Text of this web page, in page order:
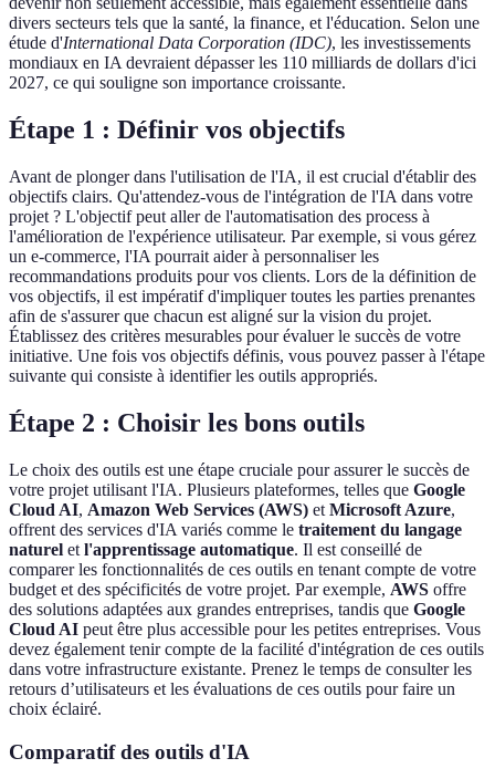
divers secteurs tels que la santé, la finance, et l'éducation. Selon une
étude d'International Data Corporation (IDC), les investissements
mondiaux en IA devraient dépasser les 110 milliards de dollars d'ici
2027, ce qui souligne son importance croissante.
Étape 1 : Définir vos objectifs
Avant de plonger dans l'utilisation de l'IA, il est crucial d'établir des
objectifs clairs. Qu'attendez-vous de l'intégration de l'IA dans votre
projet ? L'objectif peut aller de l'automatisation des process à
l'amélioration de l'expérience utilisateur. Par exemple, si vous gérez
un e-commerce, l'IA pourrait aider à personnaliser les
recommandations produits pour vos clients. Lors de la définition de
vos objectifs, il est impératif d'impliquer toutes les parties prenantes
afin de s'assurer que chacun est aligné sur la vision du projet.
Établissez des critères mesurables pour évaluer le succès de votre
initiative. Une fois vos objectifs définis, vous pouvez passer à l'étape
suivante qui consiste à identifier les outils appropriés.
Étape 2 : Choisir les bons outils
Le choix des outils est une étape cruciale pour assurer le succès de
votre projet utilisant l'IA. Plusieurs plateformes, telles que Google
Cloud AI, Amazon Web Services (AWS) et Microsoft Azure,
offrent des services d'IA variés comme le traitement du langage
naturel et l'apprentissage automatique. Il est conseillé de
comparer les fonctionnalités de ces outils en tenant compte de votre
budget et des spécificités de votre projet. Par exemple, AWS offre
des solutions adaptées aux grandes entreprises, tandis que Google
Cloud AI peut être plus accessible pour les petites entreprises. Vous
devez également tenir compte de la facilité d'intégration de ces outils
dans votre infrastructure existante. Prenez le temps de consulter les
retours d’utilisateurs et les évaluations de ces outils pour faire un
choix éclairé.
Comparatif des outils d'IA